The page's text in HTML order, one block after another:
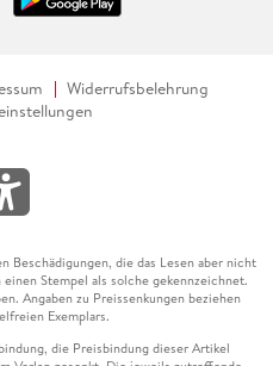
Widerrufsbelehrung
Beschädigungen, die das Lesen aber nicht
Stempel als solche gekennzeichnet.
Angaben zu Preissenkungen beziehen
Exemplars.
die Preisbindung dieser Artikel